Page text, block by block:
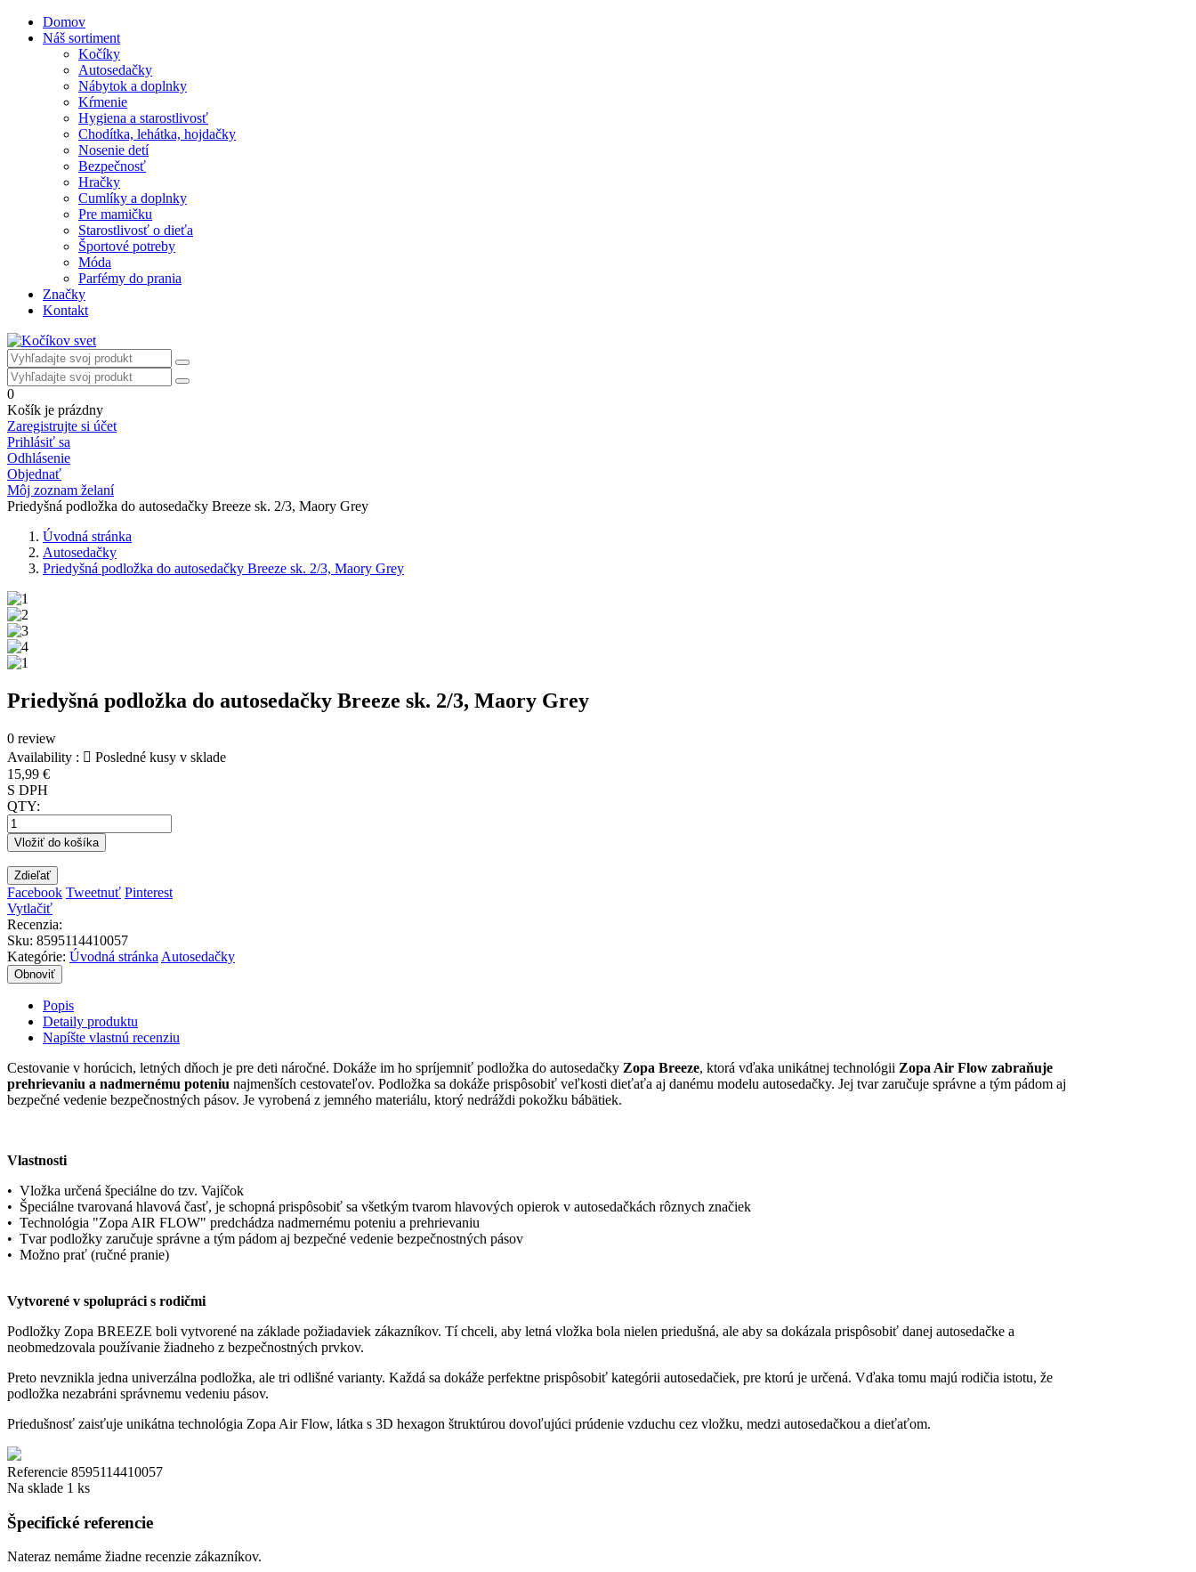
Domov
Náš sortiment
Kočíky
Autosedačky
Nábytok a doplnky
Kŕmenie
Hygiena a starostlivosť
Chodítka, lehátka, hojdačky
Nosenie detí
Bezpečnosť
Hračky
Cumlíky a doplnky
Pre mamičku
Starostlivosť o dieťa
Športové potreby
Móda
Parfémy do prania
Značky
Kontakt
0
Košík je prázdny
Zaregistrujte si účet
Prihlásiť sa
Odhlásenie
Objednať
Môj zoznam želaní
Priedyšná podložka do autosedačky Breeze sk. 2/3, Maory Grey
Úvodná stránka
Autosedačky
Priedyšná podložka do autosedačky Breeze sk. 2/3, Maory Grey
Priedyšná podložka do autosedačky Breeze sk. 2/3, Maory Grey
0 review
Availability :  Posledné kusy v sklade
15,99 €
S DPH
QTY:
Vložiť do košíka
Zdieľať
Facebook Tweetnuť Pinterest
Vytlačiť
Recenzia:
Sku: 8595114410057
Kategórie: Úvodná stránka Autosedačky
Popis
Detaily produktu
Napíšte vlastnú recenziu
Cestovanie v horúcich, letných dňoch je pre deti náročné. Dokáže im ho spríjemniť podložka do autosedačky Zopa Breeze, ktorá vďaka unikátnej technológii Zopa Air Flow zabraňuje
prehrievaniu a nadmernému poteniu najmenších cestovateľov. Podložka sa dokáže prispôsobiť veľkosti dieťaťa aj danému modelu autosedačky. Jej tvar zaručuje správne a tým pádom aj
bezpečné vedenie bezpečnostných pásov. Je vyrobená z jemného materiálu, ktorý nedráždi pokožku bábätiek.
Vlastnosti
• Vložka určená špeciálne do tzv. Vajíčok
• Špeciálne tvarovaná hlavová časť, je schopná prispôsobiť sa všetkým tvarom hlavových opierok v autosedačkách rôznych značiek
• Technológia "Zopa AIR FLOW" predchádza nadmernému poteniu a prehrievaniu
• Tvar podložky zaručuje správne a tým pádom aj bezpečné vedenie bezpečnostných pásov
• Možno prať (ručné pranie)
Vytvorené v spolupráci s rodičmi
Podložky Zopa BREEZE boli vytvorené na základe požiadaviek zákazníkov. Tí chceli, aby letná vložka bola nielen priedušná, ale aby sa dokázala prispôsobiť danej autosedačke a
neobmedzovala používanie žiadneho z bezpečnostných prvkov.
Preto nevznikla jedna univerzálna podložka, ale tri odlišné varianty. Každá sa dokáže perfektne prispôsobiť kategórii autosedačiek, pre ktorú je určená. Vďaka tomu majú rodičia istotu, že
podložka nezabráni správnemu vedeniu pásov.
Priedušnosť zaisťuje unikátna technológia Zopa Air Flow, látka s 3D hexagon štruktúrou dovoľujúci prúdenie vzduchu cez vložku, medzi autosedačkou a dieťaťom.
Referencie 8595114410057
Na sklade 1 ks
Špecifické referencie
Nateraz nemáme žiadne recenzie zákazníkov.